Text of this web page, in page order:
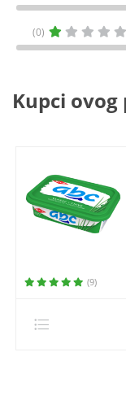
(0)
Kupci
(9)